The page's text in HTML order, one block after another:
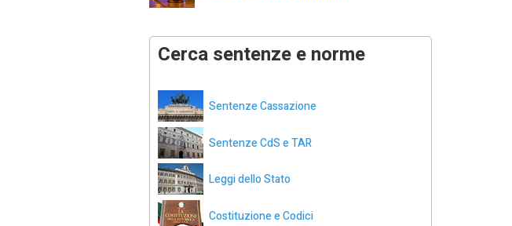
Cerca sentenze e norme
Sentenze Cassazione
Sentenze CdS e TAR
Leggi dello Stato
Costituzione e Codici